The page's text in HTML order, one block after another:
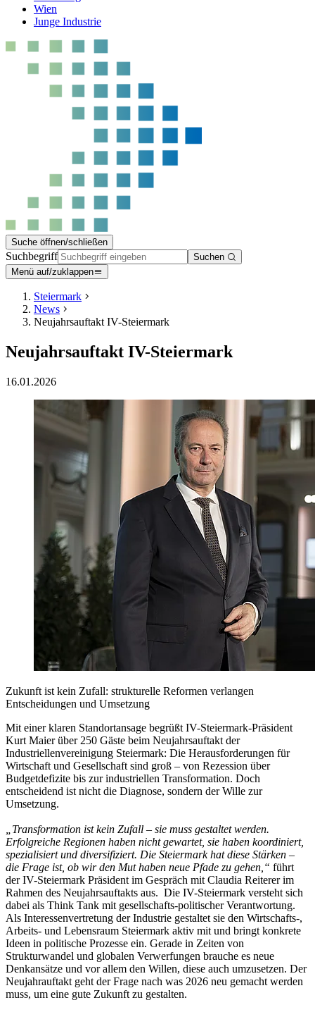
Wien
Junge Industrie
Suche öffnen/schließen
Suchbegriff
Suchen
Menü auf/zuklappen
Steiermark
News
Neujahrsauftakt IV-Steiermark
Neujahrsauftakt IV-Steiermark
16.01.2026
Zukunft ist kein Zufall: strukturelle Reformen verlangen
Entscheidungen und Umsetzung
Mit einer klaren Standortansage begrüßt IV-Steiermark-Präsident
Kurt Maier über 250 Gäste beim Neujahrsauftakt der
Industriellenvereinigung Steiermark: Die Herausforderungen für
Wirtschaft und Gesellschaft sind groß – von Rezession über
Budgetdefizite bis zur industriellen Transformation. Doch
entscheidend ist nicht die Diagnose, sondern der Wille zur
Umsetzung.
„Transformation ist kein Zufall – sie muss gestaltet werden.
Erfolgreiche Regionen haben nicht gewartet, sie haben koordiniert,
spezialisiert und diversifiziert. Die Steiermark hat diese Stärken –
die Frage ist, ob wir den Mut haben neue Pfade zu gehen,“ führt
der IV-Steiermark Präsident im Gespräch mit Claudia Reiterer im
Rahmen des Neujahrsauftakts aus. Die IV-Steiermark versteht sich
dabei als Think Tank mit gesellschafts-politischer Verantwortung.
Als Interessenvertretung der Industrie gestaltet sie den Wirtschafts-,
Arbeits- und Lebensraum Steiermark aktiv mit und bringt konkrete
Ideen in politische Prozesse ein. Gerade in Zeiten von
Strukturwandel und globalen Verwerfungen brauche es neue
Denkansätze und vor allem den Willen, diese auch umzusetzen. Der
Neujahrauftakt geht der Frage nach was 2026 neu gemacht werden
muss, um eine gute Zukunft zu gestalten.